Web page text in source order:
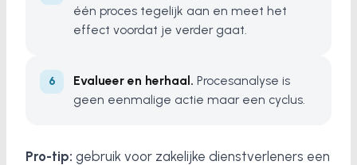
één proces tegelijk aan en meet het
effect voordat je verder gaat.
Evalueer en herhaal. Procesanalyse is
geen eenmalige actie maar een cyclus.
Pro-tip: gebruik voor zakelijke dienstverleners een